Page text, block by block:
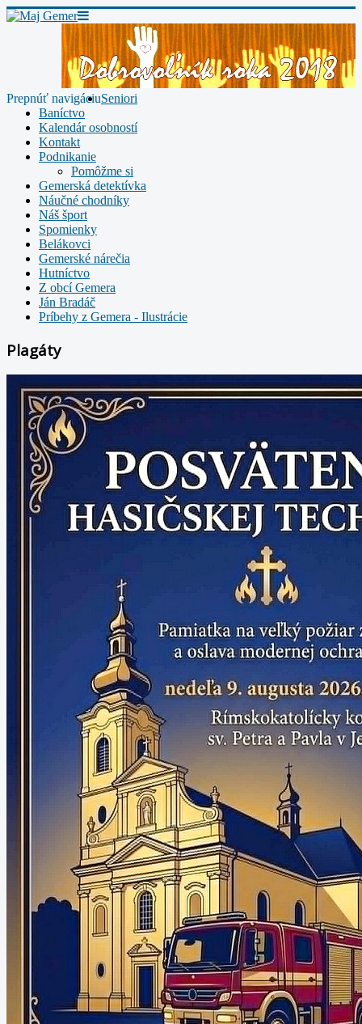
Prepnúť navigáciuSeniori
Baníctvo
Kalendár osobností
Kontakt
Podnikanie
Pomôžme si
Gemerská detektívka
Náučné chodníky
Náš šport
Spomienky
Belákovci
Gemerské nárečia
Hutníctvo
Z obcí Gemera
Ján Bradáč
Príbehy z Gemera - Ilustrácie
Plagáty